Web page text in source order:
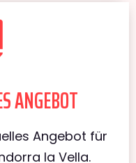
ANGEBOT
Angebot für
la Vella.